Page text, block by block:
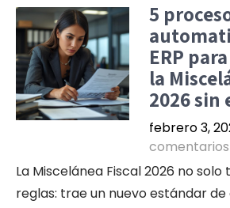
5
ERP
la
2026 sin
febrero 3,
comentarios
La Miscelánea Fiscal 2026 no solo
reglas: trae un nuevo estándar de